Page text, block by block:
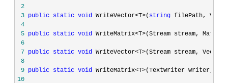
2
3 public static void WriteVector<T>( string filePath,
4
5 public static void WriteMatrix<T>(Stream stream,
6
7 public static void WriteVector<T>(Stream stream,
8
9 public static void WriteMatrix<T>(TextWriter
10